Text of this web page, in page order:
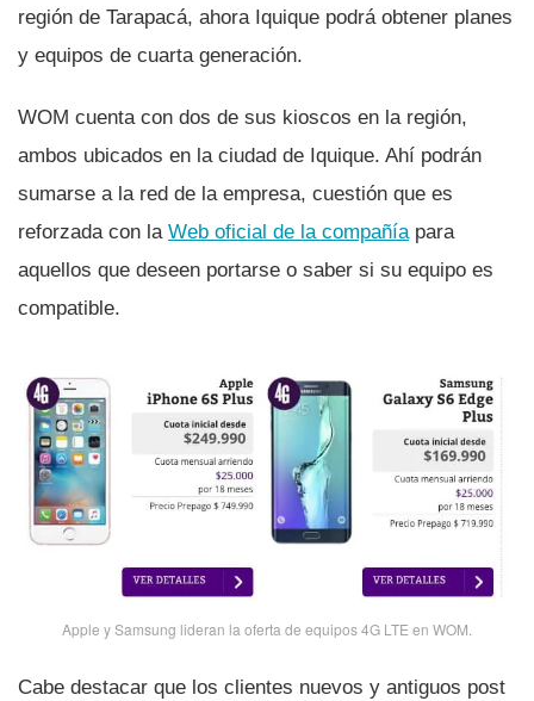
región de Tarapacá, ahora Iquique podrá obtener planes
y equipos de cuarta generación.
WOM cuenta con dos de sus kioscos en la región,
ambos ubicados en la ciudad de Iquique. Ahí­ podrán
sumarse a la red de la empresa, cuestión que es
reforzada con la Web oficial de la compañí­apara
aquellos que deseen portarse o saber si su equipo es
compatible.
Apple y Samsung lideran la oferta de equipos 4G LTE en WOM.
Cabe destacar que los clientes nuevos y antiguos post